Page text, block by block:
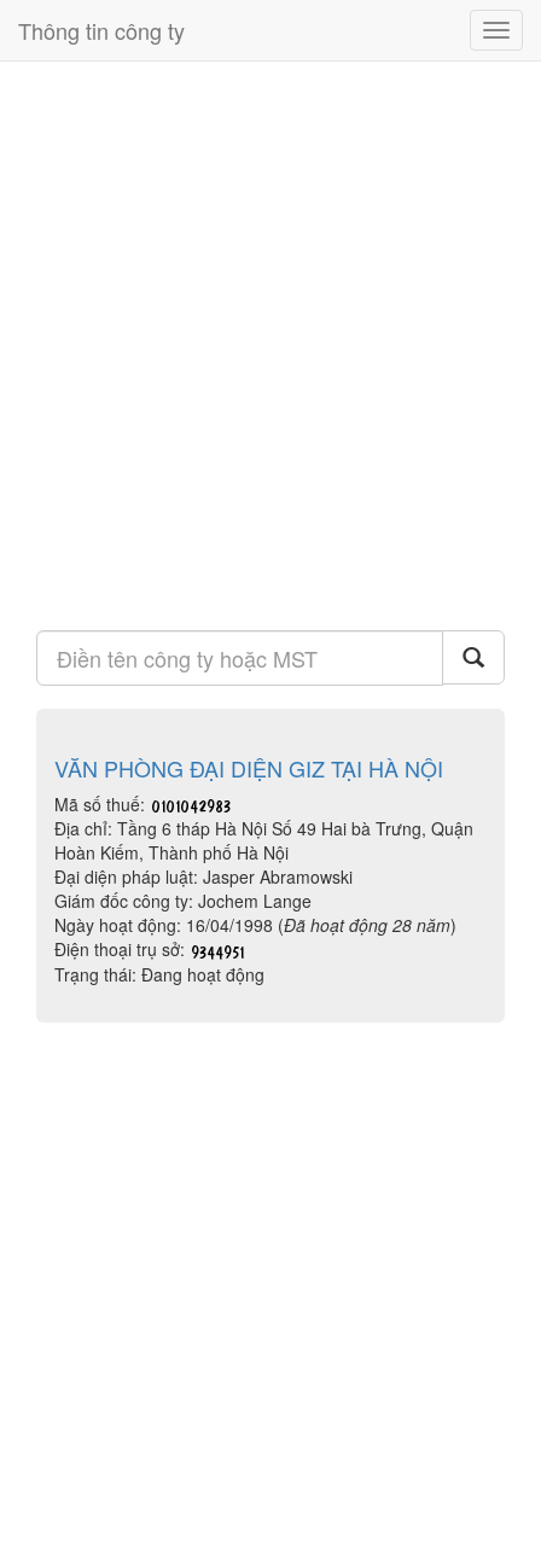
Thông tin công ty
VĂN PHÒNG ĐẠI DIỆN GIZ TẠI HÀ NỘI
Mã số thuế:
Địa chỉ: Tầng 6 tháp Hà Nội Số 49 Hai bà Trưng, Quận
Hoàn Kiếm, Thành phố Hà Nội
Đại diện pháp luật: Jasper Abramowski
Giám đốc công ty: Jochem Lange
Ngày hoạt động: 16/04/1998 (Đã hoạt động 28 năm)
Điện thoại trụ sở:
Trạng thái: Đang hoạt động